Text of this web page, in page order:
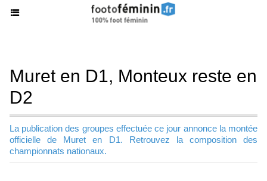
Muret en D1, Monteux reste en
D2
La publication des groupes effectuée ce jour annonce la montée
officielle de Muret en D1. Retrouvez la composition des
championnats nationaux.